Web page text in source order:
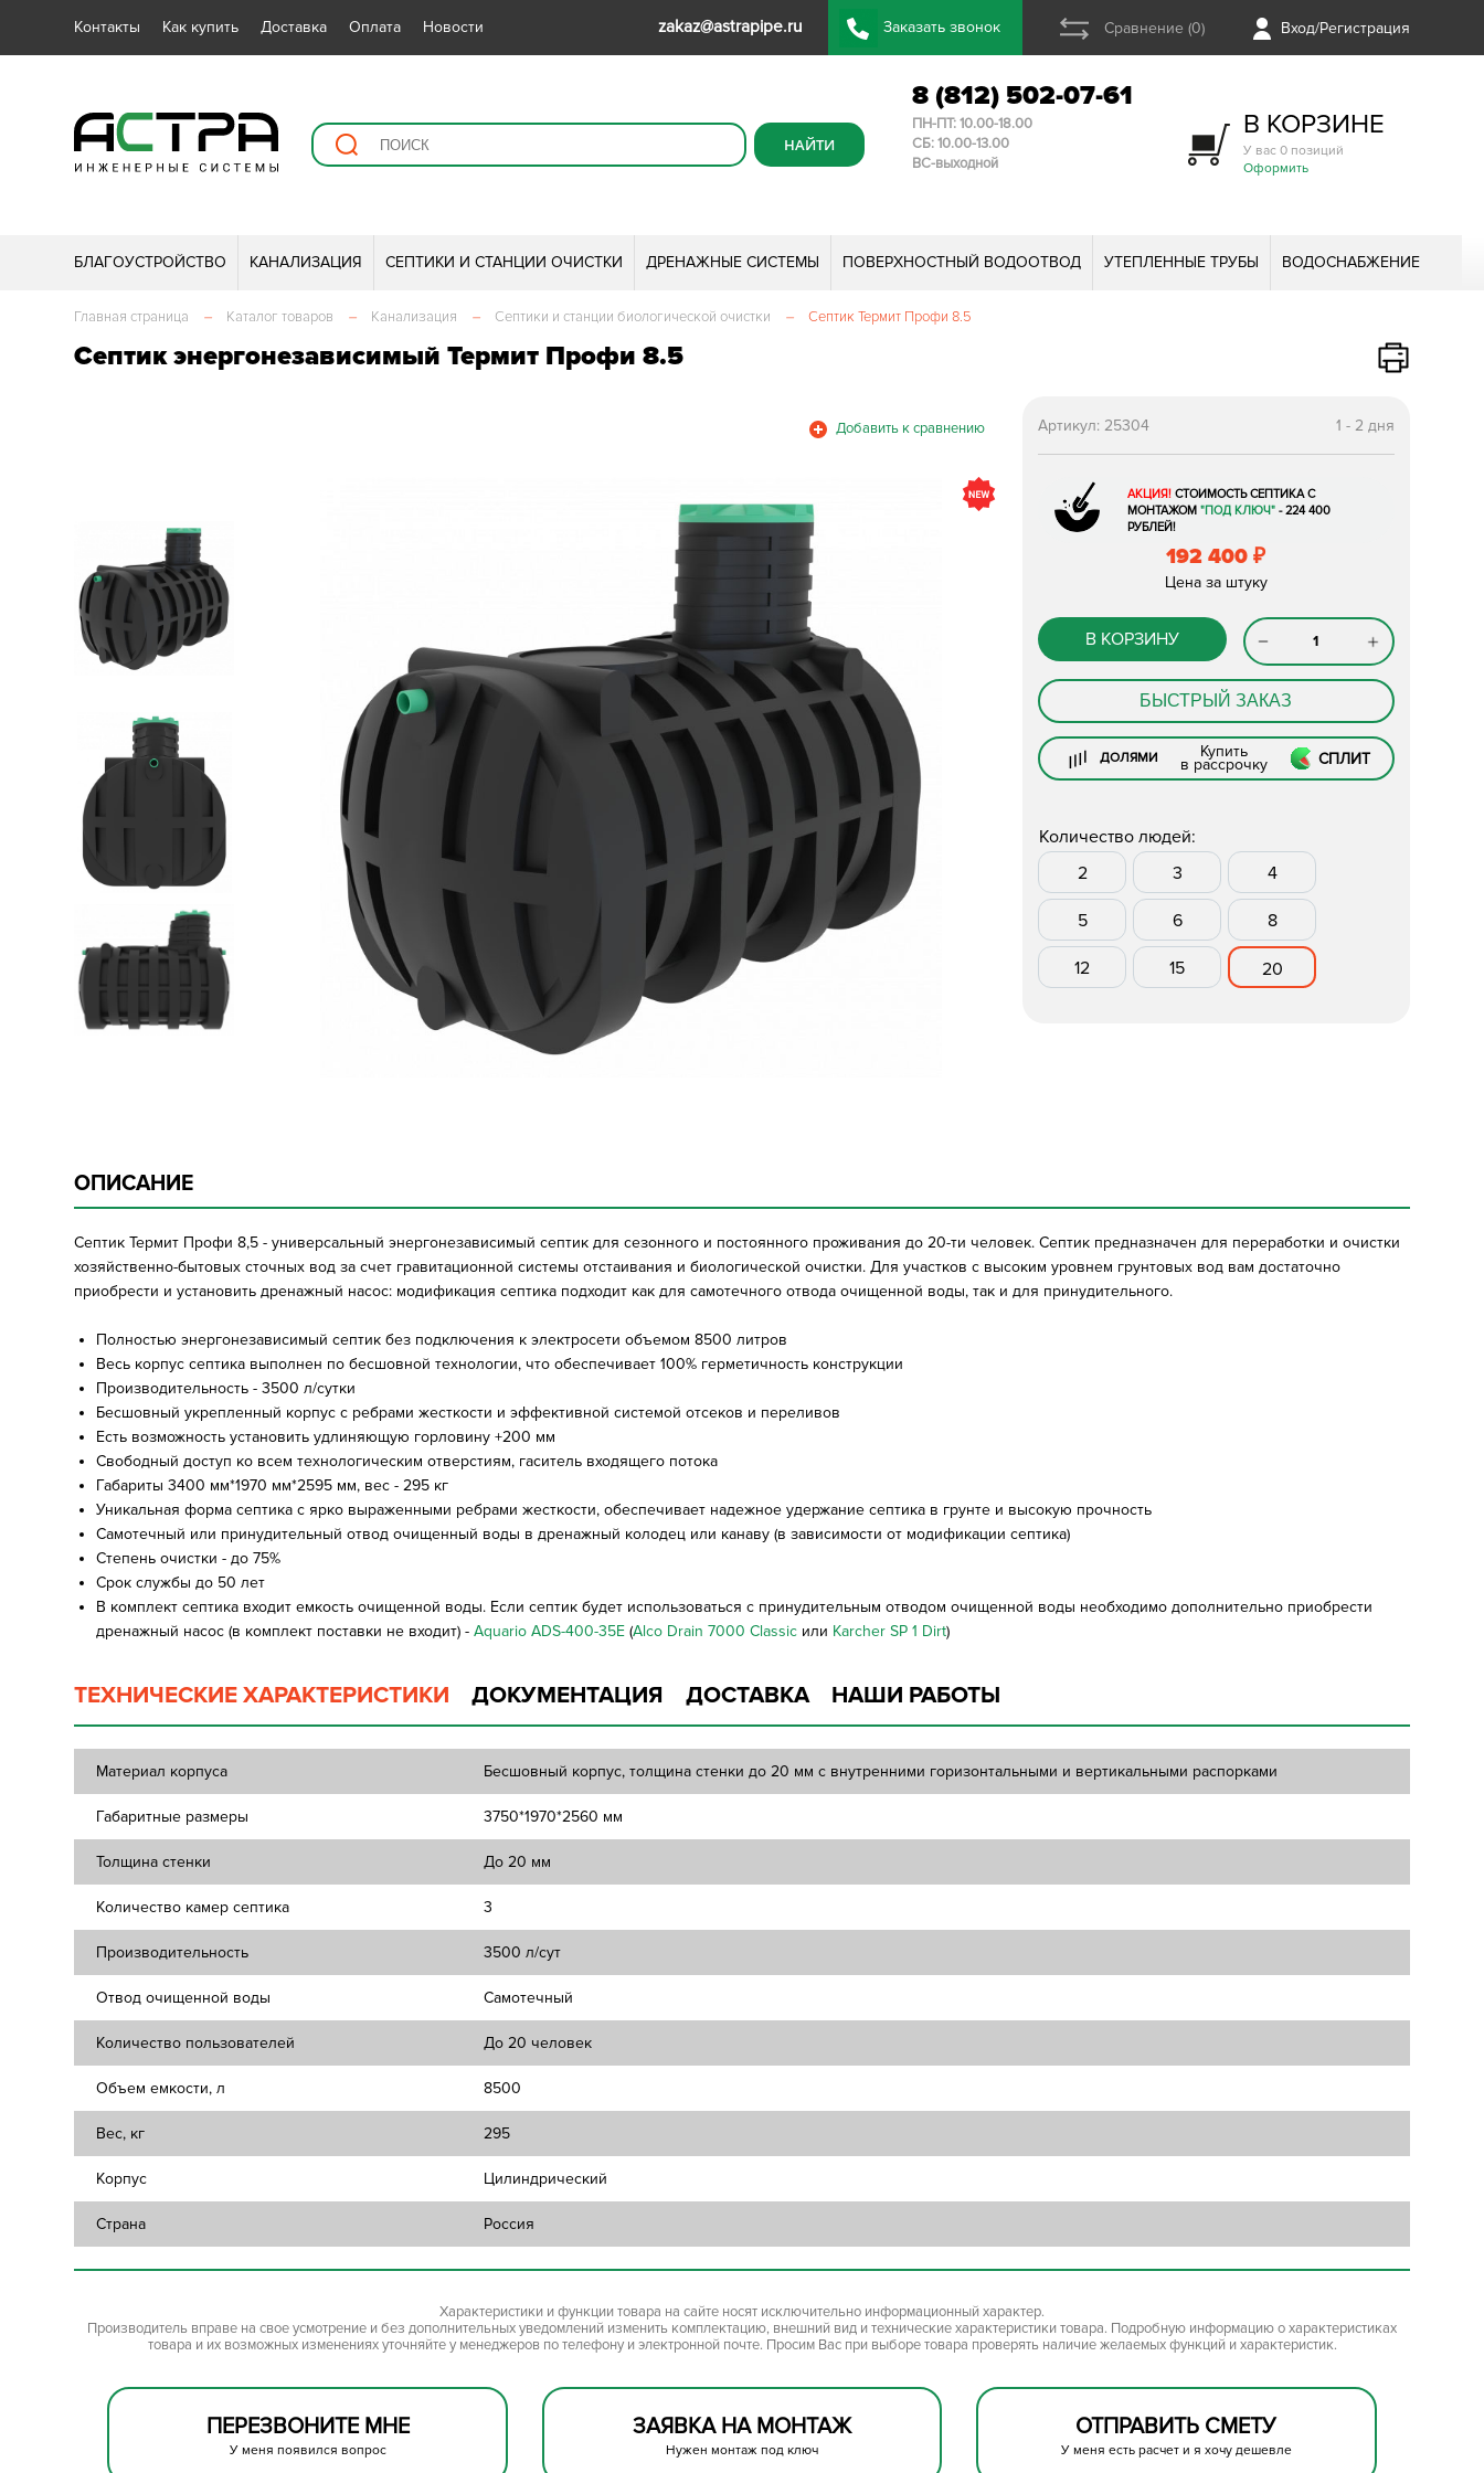
Контакты Как купить Доставка Оплата Новости zakaz@astrapipe.ru Заказать звонок Сравнение (0) Вход/Регистрация
8 (812) 502-07-61
ПН-ПТ: 10.00-18.00
СБ: 10.00-13.00
ВС-выходной
В КОРЗИНЕ
У вас 0 позиций
Оформить
БЛАГОУСТРОЙСТВО КАНАЛИЗАЦИЯ СЕПТИКИ И СТАНЦИИ ОЧИСТКИ ДРЕНАЖНЫЕ СИСТЕМЫ ПОВЕРХНОСТНЫЙ ВОДООТВОД УТЕПЛЕННЫЕ ТРУБЫ ВОДОСНАБЖЕНИЕ
Главная страница – Каталог товаров – Канализация – Септики и станции биологической очистки – Септик Термит Профи 8.5
Септик энергонезависимый Термит Профи 8.5
1 - 2 дня
Артикул:25304
АКЦИЯ! СТОИМОСТЬ СЕПТИКА С
МОНТАЖОМ "ПОД КЛЮЧ"- 224 400
РУБЛЕЙ!
192 400₽
Цена за штуку
В КОРЗИНУ
БЫСТРЫЙ ЗАКАЗ
ДОЛЯМИ Купить
в рассрочку СПЛИТ
Количество людей:
2
3 4
5 6 8
12 15 20
ОПИСАНИЕ
Септик Термит Профи 8,5 - универсальный энергонезависимый септик для сезонного и постоянного проживания до 20-ти человек. Септик предназначен для переработки и очистки
хозяйственно-бытовых сточных вод за счет гравитационной системы отстаивания и биологической очистки. Для участков с высоким уровнем грунтовых вод вам достаточно
приобрести и установить дренажный насос: модификация септика подходит как для самотечного отвода очищенной воды, так и для принудительного.
Полностью энергонезависимый септик без подключения к электросети объемом 8500 литров
Весь корпус септика выполнен по бесшовной технологии, что обеспечивает 100% герметичность конструкции
Производительность - 3500 л/сутки
Бесшовный укрепленный корпус с ребрами жесткости и эффективной системой отсеков и переливов
Есть возможность установить удлиняющую горловину +200 мм
Свободный доступ ко всем технологическим отверстиям, гаситель входящего потока
Габариты 3400 мм*1970 мм*2595 мм, вес - 295 кг
Уникальная форма септика с ярко выраженными ребрами жесткости, обеспечивает надежное удержание септика в грунте и высокую прочность
Самотечный или принудительный отвод очищенный воды в дренажный колодец или канаву (в зависимости от модификации септика)
Степень очистки - до 75%
Срок службы до 50 лет
В комплект септика входит емкость очищенной воды. Если септик будет использоваться с принудительным отводом очищенной воды необходимо дополнительно приобрести
дренажный насос (в комплект поставки не входит) -Aquario ADS-400-35E (Alco Drain 7000 Classic или Karcher SP 1 Dirt)
ТЕХНИЧЕСКИЕ ХАРАКТЕРИСТИКИ ДОКУМЕНТАЦИЯ ДОСТАВКА НАШИ РАБОТЫ
Материал корпуса Бесшовный корпус, толщина стенки до 20 мм с внутренними горизонтальными и вертикальными распорками
Габаритные размеры 3750*1970*2560 мм
Толщина стенки До 20 мм
Количество камер септика 3
Производительность 3500 л/сут
Отвод очищенной воды Самотечный
Количество пользователей До 20 человек
Объем емкости, л 8500
Вес, кг 295
Корпус Цилиндрический
Страна Россия
Характеристики и функции товара на сайте носят исключительно информационный характер.
Производитель вправе на свое усмотрение и без дополнительных уведомлений изменить комплектацию, внешний вид и технические характеристики товара. Подробную информацию о характеристиках
товара и их возможных изменениях уточняйте у менеджеров по телефону и электронной почте. Просим Вас при выборе товара проверять наличие желаемых функций и характеристик.
ПЕРЕЗВОНИТЕ МНЕ
У меня появился вопрос
ЗАЯВКА НА МОНТАЖ
Нужен монтаж под ключ
ОТПРАВИТЬ СМЕТУ
У меня есть расчет и я хочу дешевле